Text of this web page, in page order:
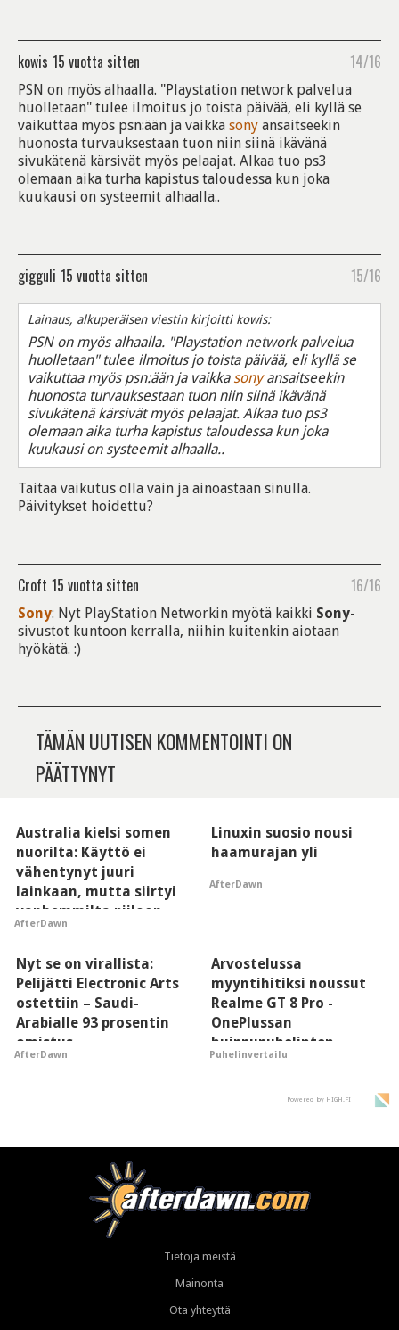
kowis 15 vuotta sitten 14/16
PSN on myös alhaalla. "Playstation network palvelua
huolletaan" tulee ilmoitus jo toista päivää, eli kyllä se
vaikuttaa myös psn:ään ja vaikka sony ansaitseekin
huonosta turvauksestaan tuon niin siinä ikävänä
sivukätenä kärsivät myös pelaajat. Alkaa tuo ps3
olemaan aika turha kapistus taloudessa kun joka
kuukausi on systeemit alhaalla..
gigguli 15 vuotta sitten 15/16
Lainaus, alkuperäisen viestin kirjoitti kowis:
PSN on myös alhaalla. "Playstation network palvelua
huolletaan" tulee ilmoitus jo toista päivää, eli kyllä se
vaikuttaa myös psn:ään ja vaikka sonyansaitseekin
huonosta turvauksestaan tuon niin siinä ikävänä
sivukätenä kärsivät myös pelaajat. Alkaa tuo ps3
olemaan aika turha kapistus taloudessa kun joka
kuukausi on systeemit alhaalla..
Taitaa vaikutus olla vain ja ainoastaan sinulla.
Päivitykset hoidettu?
Croft 15 vuotta sitten 16/16
Sony: Nyt PlayStation Networkin myötä kaikki Sony-
sivustot kuntoon kerralla, niihin kuitenkin aiotaan
hyökätä. :)
TÄMÄN UUTISEN KOMMENTOINTI ON
PÄÄTTYNYT
Australia kielsi somen
nuorilta: Käyttö ei
vähentynyt juuri
lainkaan, mutta siirtyi
vanhemmilta piiloon
AfterDawn
Linuxin suosio nousi
haamurajan yli
AfterDawn
Nyt se on virallista:
Pelijätti Electronic Arts
ostettiin – Saudi-
Arabialle 93 prosentin
omistus
AfterDawn
Arvostelussa
myyntihitiksi noussut
Realme GT 8 Pro -
OnePlussan
huippupuhelinten
"perillinen"
Puhelinvertailu
Powered by HIGH.FI
Tietoja meistä
Mainonta
Ota yhteyttä